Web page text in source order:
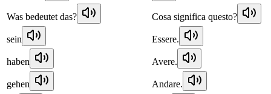
Was bedeutet das? Cosa significa questo?
sein Essere.
haben Avere.
gehen Andare.